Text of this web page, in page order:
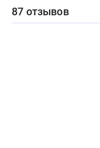
87 отзывов